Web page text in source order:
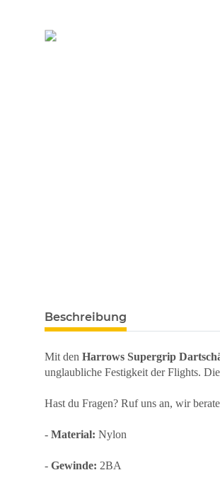
weitere Registerkarten anzeigen
Beschreibung
Mit den Harrows Supergrip
unglaubliche Festigkeit der Flights.
Hast du Fragen? Ruf uns an, wir
- Material: Nylon
- Gewinde: 2BA